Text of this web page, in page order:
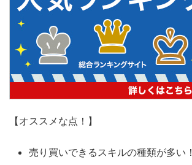
【オススメな点！】
売り買いできるスキルの種類が多い！